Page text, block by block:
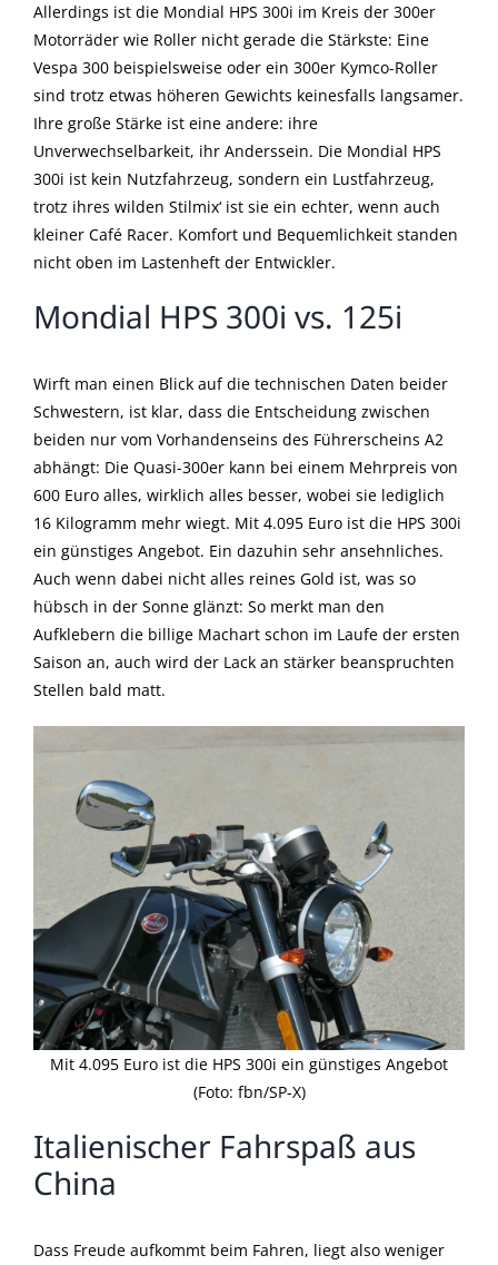
Allerdings ist die Mondial HPS 300i im Kreis der 300er
Motorräder wie Roller nicht gerade die Stärkste: Eine
Vespa 300 beispielsweise oder ein 300er Kymco-Roller
sind trotz etwas höheren Gewichts keinesfalls langsamer.
Ihre große Stärke ist eine andere: ihre
Unverwechselbarkeit, ihr Anderssein. Die Mondial HPS
300i ist kein Nutzfahrzeug, sondern ein Lustfahrzeug,
trotz ihres wilden Stilmix‘ ist sie ein echter, wenn auch
kleiner Café Racer. Komfort und Bequemlichkeit standen
nicht oben im Lastenheft der Entwickler.
Mondial HPS 300i vs. 125i
Wirft man einen Blick auf die technischen Daten beider
Schwestern, ist klar, dass die Entscheidung zwischen
beiden nur vom Vorhandenseins des Führerscheins A2
abhängt: Die Quasi-300er kann bei einem Mehrpreis von
600 Euro alles, wirklich alles besser, wobei sie lediglich
16 Kilogramm mehr wiegt. Mit 4.095 Euro ist die HPS 300i
ein günstiges Angebot. Ein dazuhin sehr ansehnliches.
Auch wenn dabei nicht alles reines Gold ist, was so
hübsch in der Sonne glänzt: So merkt man den
Aufklebern die billige Machart schon im Laufe der ersten
Saison an, auch wird der Lack an stärker beanspruchten
Stellen bald matt.
Mit 4.095 Euro ist die HPS 300i ein günstiges Angebot
(Foto: fbn/SP-X)
Italienischer Fahrspaß aus
China
Dass Freude aufkommt beim Fahren, liegt also weniger